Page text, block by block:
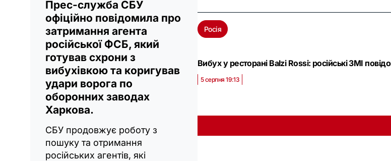
Прес-служба СБУ
офіційно повідомила про
затримання агента
російської ФСБ, який
готував схрони з
вибухівкою та коригував
удари ворога по
оборонних заводах
Харкова.
СБУ продовжує роботу з
пошуку та отримання
російських агентів, які
Росія
Вибух у ресторані Balzi Rossi: російські ЗМІ
5 серпня 19:13